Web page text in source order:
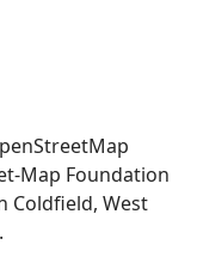
Map Foundation
Coldfield, West